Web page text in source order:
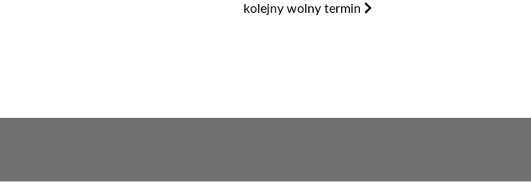
kolejny wolny termin